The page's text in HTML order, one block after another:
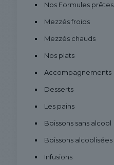
Nos Formules prêtes
Mezzés froids
Mezzés chauds
Nos plats
Accompagnements
Desserts
Les pains
Boissons sans alcool
Boissons alcoolisées
Infusions